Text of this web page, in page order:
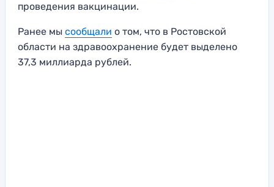
проведения вакцинации.
Ранее мы сообщали о том, что в Ростовской
области на здравоохранение будет выделено
37,3 миллиарда рублей.